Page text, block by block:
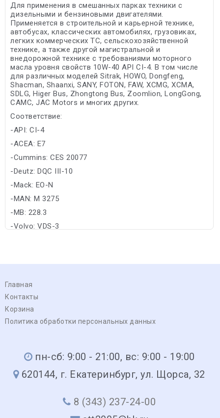
Для применения в смешанных парках техники с
дизельными и бензиновыми двигателями.
Применяется в строительной и карьерной технике,
автобусах, классических автомобилях, грузовиках,
легких коммерческих ТС, сельскохозяйственной
технике, а также другой магистральной и
внедорожной технике с требованиями моторного
масла уровня свойств 10W-40 API CI-4. В том числе
для различных моделей Sitrak, HOWO, Dongfeng,
Shacman, Shaanxi, SANY, FOTON, FAW, XCMG, XCMA,
SDLG, Higer Bus, Zhongtong Bus, Zoomlion, LongGong,
CAMC, JAC Motors и многих других.
Соответствие:
-API: CI-4
-ACEA: E7
-Cummins: CES 20077
-Deutz: DQC III-10
-Mack: EO-N
-MAN: M 3275
-MB: 228.3
-Volvo: VDS-3
Главная
Контакты
Корзина
Политика обработки персональных данных
пн-сб: 9:00 - 21:00, вс: 9:00 - 19:00
620144, г. Екатеринбург, ул. Щорса, 32
8 (343) 237-24-00